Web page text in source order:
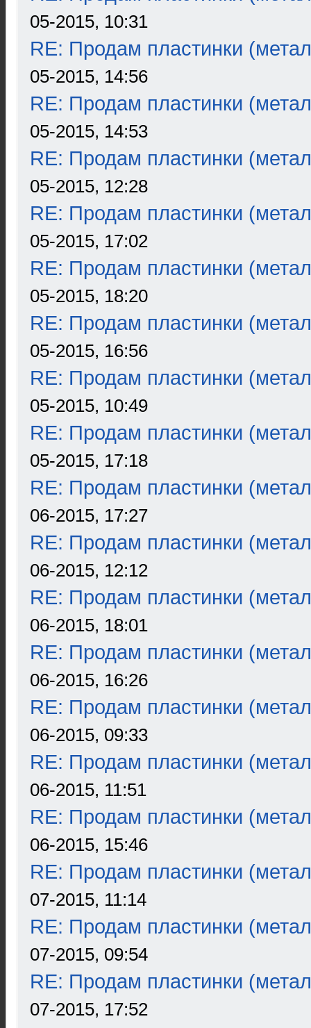
05-2015, 10:31
RE: Продам пластинки
05-2015, 14:56
RE: Продам пластинки
05-2015, 14:53
RE: Продам пластинки
05-2015, 12:28
RE: Продам пластинки
05-2015, 17:02
RE: Продам пластинки
05-2015, 18:20
RE: Продам пластинки
05-2015, 16:56
RE: Продам пластинки
05-2015, 10:49
RE: Продам пластинки
05-2015, 17:18
RE: Продам пластинки
06-2015, 17:27
RE: Продам пластинки
06-2015, 12:12
RE: Продам пластинки
06-2015, 18:01
RE: Продам пластинки
06-2015, 16:26
RE: Продам пластинки
06-2015, 09:33
RE: Продам пластинки
06-2015, 11:51
RE: Продам пластинки
06-2015, 15:46
RE: Продам пластинки
07-2015, 11:14
RE: Продам пластинки
07-2015, 09:54
RE: Продам пластинки
07-2015, 17:52